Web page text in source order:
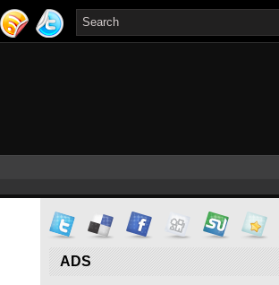
ADS